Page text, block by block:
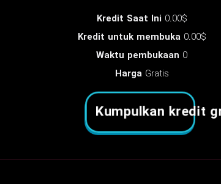
Kredit Saat Ini 0.00$
Kredit untuk membuka 0.00$
Waktu pembukaan 0
HargaGratis
Kumpulkan kredit